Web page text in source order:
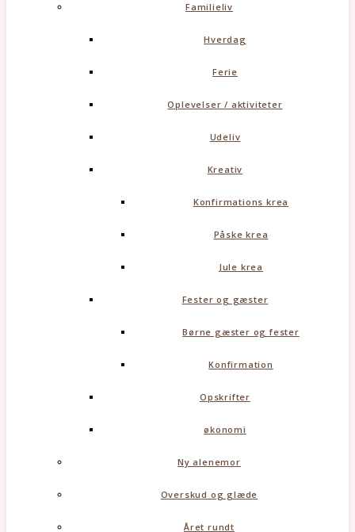
Familieliv
Hverdag
Ferie
Oplevelser / aktiviteter
Udeliv
Kreativ
Konfirmations krea
Påske krea
Jule krea
Fester og gæster
Børne gæster og fester
Konfirmation
Opskrifter
økonomi
Ny alenemor
Overskud og glæde
Året rundt